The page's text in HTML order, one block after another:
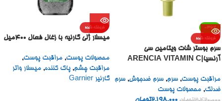
-36%
فروخته شده
سرم بوستر شات ویتامین سی
آرنسیا|ARENCIA VITAMIN C
مراقبت پوست, سرم, سرم ضدجوش, سرم
ضدلک, محصولات پوست
فروخته شده
میسلار ژلی گارنیه با زغال فعال 400میل
محصولات پوست, مراقبت پوست,
مراقبت چشم, پاک کننده, میسلار واتر
گارنیر Garnier